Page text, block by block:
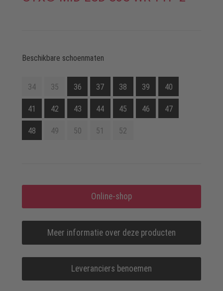
Beschikbare schoenmaten
34 35 36 37 38 39 40
41 42 43 44 45 46 47
48 49 50 51 52
Online-shop
Meer informatie over deze producten
Leveranciers benoemen